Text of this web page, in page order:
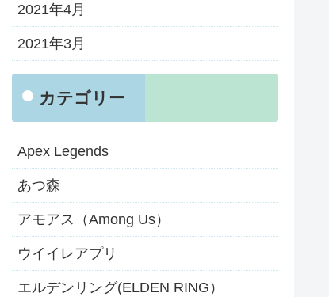
2021年4月
2021年3月
カテゴリー
Apex Legends
あつ森
アモアス（Among Us）
ウイイレアプリ
エルデンリング(ELDEN RING）